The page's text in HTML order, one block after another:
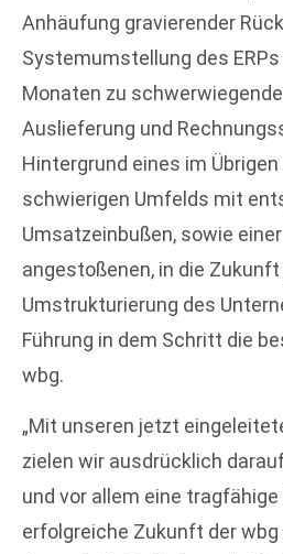
Anhäufung gravierender
Systemumstellung des
Monaten zu
Auslieferung und
Hintergrund eines im
schwierigen Umfelds mit
Umsatzeinbußen, sowie
angestoßenen, in die
Umstrukturierung des
Führung in dem Schritt die
wbg.
„Mit unseren jetzt
zielen wir ausdrücklich
und vor allem eine
erfolgreiche Zukunft der wbg